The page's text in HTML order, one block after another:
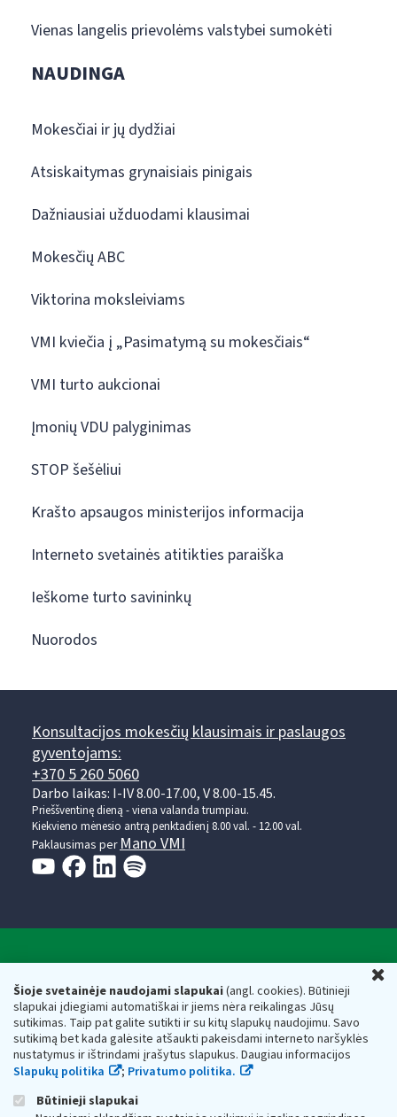
Šioje svetainėje naudojami slapukai(angl. cookies). Būtinieji
slapukai įdiegiami automatiškai ir jiems nėra reikalingas Jūsų
sutikimas. Taip pat galite sutikti ir su kitų slapukų naudojimu. Savo
sutikimą bet kada galėsite atšaukti pakeisdami interneto naršyklės
nustatymus ir ištrindami įrašytus slapukus. Daugiau informacijos
Slapukų politika
; Privatumo politika.
Būtinieji slapukai
Vienas langelis prievolėms valstybei sumokėti
NAUDINGA
Mokesčiai ir jų dydžiai
Atsiskaitymas grynaisiais pinigais
Dažniausiai užduodami klausimai
Mokesčių ABC
Viktorina moksleiviams
VMI kviečia į „Pasimatymą su mokesčiais“
VMI turto aukcionai
Įmonių VDU palyginimas
STOP šešėliui
Krašto apsaugos ministerijos informacija
Interneto svetainės atitikties paraiška
Ieškome turto savininkų
Nuorodos
Konsultacijos mokesčių klausimais ir paslaugos
gyventojams:
+370 5 260 5060
Darbo laikas: I-IV 8.00-17.00, V 8.00-15.45.
Prieššventinę dieną - viena valanda trumpiau.
Kiekvieno mėnesio antrą penktadienį 8.00 val. - 12.00 val.
Paklausimas per Mano VMI
Respublikos finansų ministerijos
Biudžetinė įstaiga. Juridinio asmens kodas — 188659752,
adresas: Vasario 16-osios g. 14, 01107 Vilnius, Lietuva, el.paštas:
vmi@vmi.lt, E. pristatymo dėžutės adresas 188659752
Duomenys apie Valstybinę mokesčių inspekciją prie Lietuvos
Respublikos finansų ministerijos kaupiami ir saugomi Juridinių